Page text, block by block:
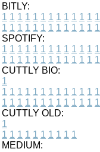
BITLY:
1 1 1 1 1 1 1 1 1 1 1 1 1
1 1 1 1 1 1 1 1 1 1 1 1 1
SPOTIFY:
1 1 1 1 1 1 1 1 1 1 1 1 1
1 1 1 1 1 1 1 1 1 1 1 1 1
CUTTLY BIO:
1
1 1 1 1 1 1 1 1 1 1 1 1 1
1 1 1 1 1 1 1 1 1 1 1 1 1
CUTTLY OLD:
1
1 1 1 1 1 1 1 1 1 1
MEDIUM: